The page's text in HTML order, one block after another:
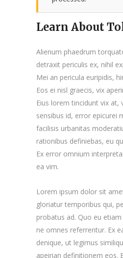
Learn About
Alienum phaedrum
detraxit periculis ex, nihil
Mei an pericula euripidis,
Eos ei nisl graecis, vix
Eius lorem tincidunt vix at,
sensibus id, error epicurei
facilisis urbanitas
rationibus definiebas, eu
Ex error omnium
ea vim.
Lorem ipsum dolor sit
gloriatur temporibus qui,
probatus ad. Quo eu
ne omnes referrentur. Ex
denique, ut legimus
apeirian definitionem eos.